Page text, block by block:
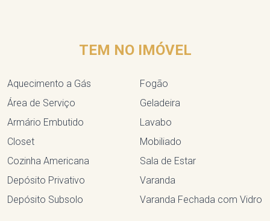
TEM NO IMÓVEL
Aquecimento a Gás
Área de Serviço
Armário Embutido
Closet
Cozinha Americana
Depósito Privativo
Depósito Subsolo
Fogão
Geladeira
Lavabo
Mobiliado
Sala de Estar
Varanda
Varanda Fechada com Vidro